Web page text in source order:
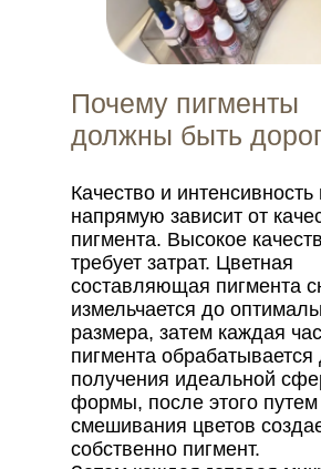
Почему пигменты
должны быть
Качество и интенсивность
напрямую зависит от
пигмента. Высокое
требует затрат. Цветная
составляющая пигмента
измельчается до
размера, затем каждая
пигмента обрабатывается
получения идеальной
формы, после этого путем
смешивания цветов
собственно пигмент.